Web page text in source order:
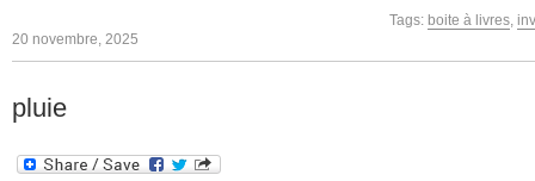
Tags: boite à livres
20 novembre, 2025
pluie